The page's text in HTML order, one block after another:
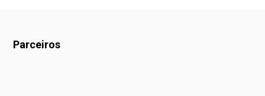
Parceiros